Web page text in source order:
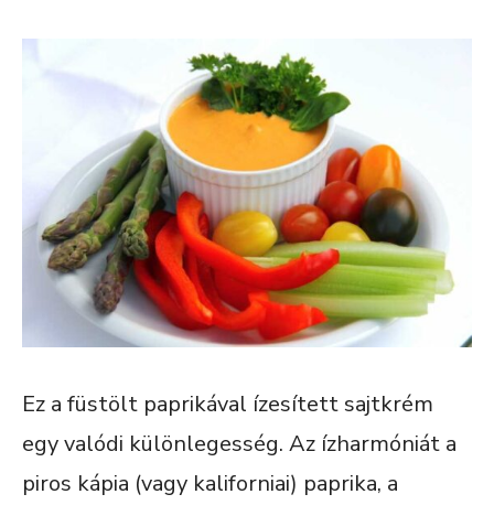
Ez a füstölt paprikával ízesített sajtkrém
egy valódi különlegesség. Az ízharmóniát a
piros kápia (vagy kaliforniai) paprika, a